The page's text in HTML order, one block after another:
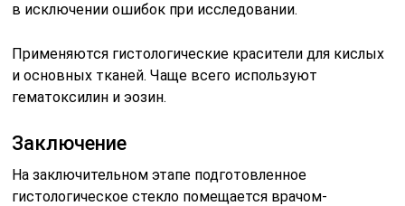
в исключении ошибок при исследовании.
Применяются гистологические красители для кислых
и основных тканей. Чаще всего используют
гематоксилин и эозин.
Заключение
На заключительном этапе подготовленное
гистологическое стекло помещается врачом-